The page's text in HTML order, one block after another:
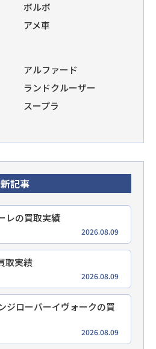
ボルボ
アメ車
アルファード
ランドクルーザー
スープラ
記事
レの買取実績
2026.08.09
取実績
2026.08.09
ジローバーイヴォークの買
2026.08.09